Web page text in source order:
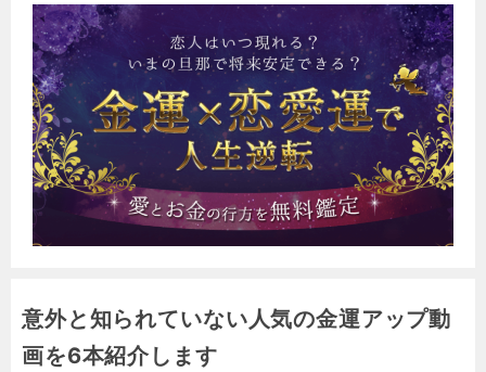
意外と知られていない人気の金運アップ動
画を6本紹介します